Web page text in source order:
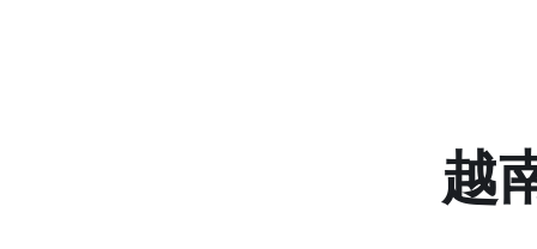
越